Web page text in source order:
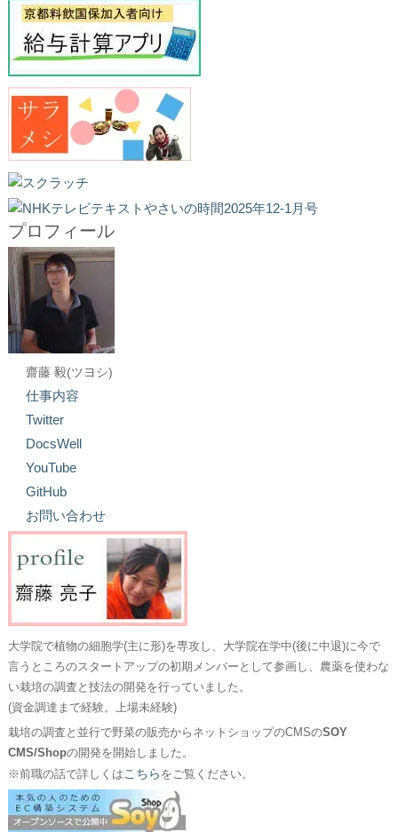
プロフィール
齋藤 毅(ツヨシ)
仕事内容
Twitter
DocsWell
YouTube
GitHub
お問い合わせ
大学院で植物の細胞学(主に形)を専攻し、大学院在学中(後に中退)に今で
言うところのスタートアップの初期メンバーとして参画し、農薬を使わな
い栽培の調査と技法の開発を行っていました。
(資金調達まで経験。上場未経験)
栽培の調査と並行で野菜の販売からネットショップのCMSのSOY
CMS/Shopの開発を開始しました。
※前職の話で詳しくは こちら をご覧ください。